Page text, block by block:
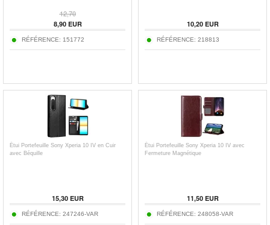
12,70
8,90EUR
RÉFÉRENCE: 151772
10,20EUR
RÉFÉRENCE: 218813
Étui Portefeuille Sony Xperia 10 IV en Cuir
avec Béquille
15,30EUR
RÉFÉRENCE: 247246-VAR
Étui Portefeuille Sony Xperia 10 IV avec
Fermeture Magnétique
11,50EUR
RÉFÉRENCE: 248058-VAR